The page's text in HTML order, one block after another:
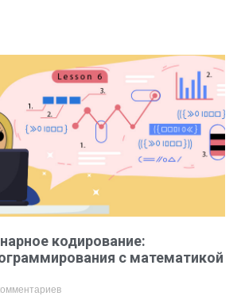
кодирование:
с математикой